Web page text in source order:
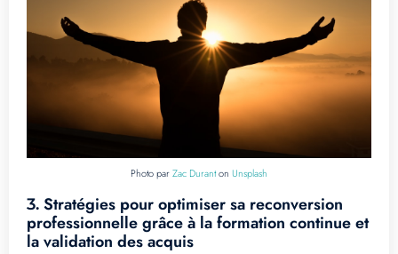
Photo parZac Duranton Unsplash
3. Stratégies pour optimiser sa reconversion
professionnelle grâce à la formation continue et
la validation des acquis